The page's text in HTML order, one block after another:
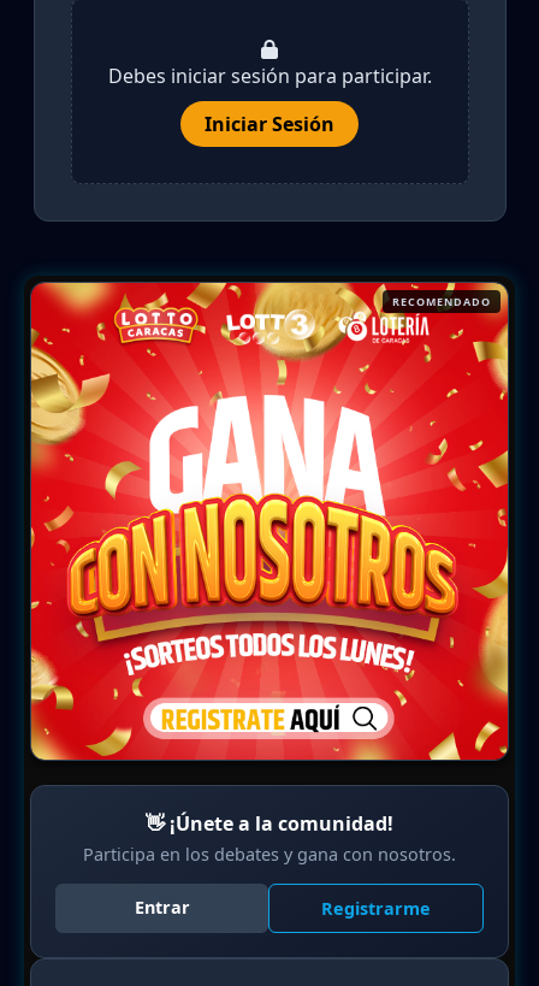
Debes iniciar sesión para participar.
Iniciar Sesión
RECOMENDADO
👋 ¡Únete a la comunidad!
Participa en los debates y gana con nosotros.
Entrar Registrarme